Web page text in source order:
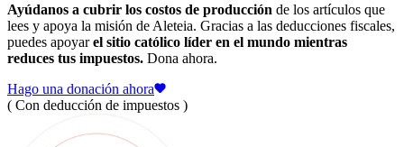
Ayúdanos a cubrir los costos de producción de los artículos que
lees y apoya la misión de Aleteia. Gracias a las deducciones fiscales,
puedes apoyarel sitio católico líder en el mundo mientras
reduces tus impuestos. Dona ahora.
Hago una donación ahora
( Con deducción de impuestos )